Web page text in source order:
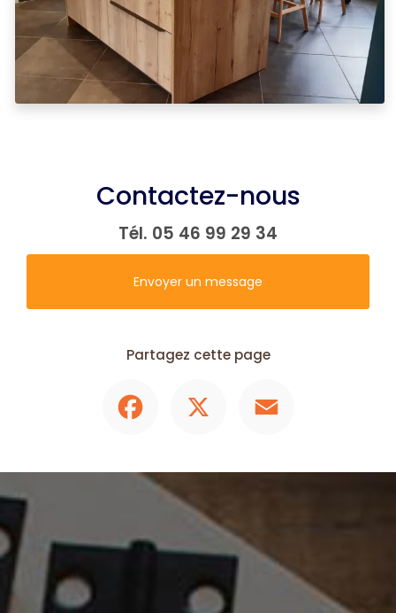
Contactez-nous
Tél. 05 46 99 29 34
Envoyer un message
Partagez cette page